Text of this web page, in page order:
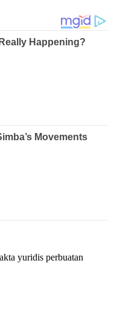
yuridis perbuatan